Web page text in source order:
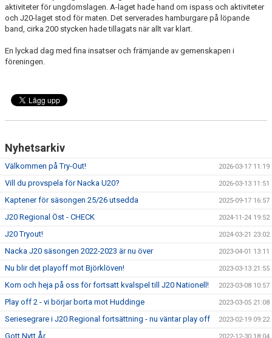
MATCHER
BÅSGRUPPER
aktiviteter för ungdomslagen. A-laget hade hand om ispass och aktiviteter
och J20-laget stod för maten. Det serverades hamburgare på löpande
band, cirka 200 stycken hade tillagats när allt var klart.
En lyckad dag med fina insatser och främjande av gemenskapen i
föreningen.
Nyhetsarkiv
Välkommen på Try-Out! 2026-03-17 11:19
Vill du provspela för Nacka U20? 2026-03-13 11:51
Kaptener för säsongen 25/26 utsedda 2025-09-17 16:57
J20 Regional Öst - CHECK 2024-11-24 19:52
J20 Tryout! 2024-03-21 23:02
Nacka J20 säsongen 2022-2023 är nu över 2023-04-01 13:11
Nu blir det playoff mot Björklöven! 2023-03-13 21:55
Kom och heja på oss för fortsatt kvalspel till J20 Nationell! 2023-03-08 10:57
Play off 2 - vi börjar borta mot Huddinge 2023-03-05 21:08
Seriesegrare i J20 Regional fortsättning - nu väntar play off 2023-02-19 09:22
Gott Nytt År